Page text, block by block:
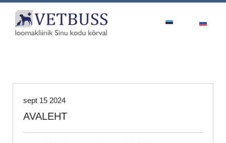
sept 15 2024
AVALEHT